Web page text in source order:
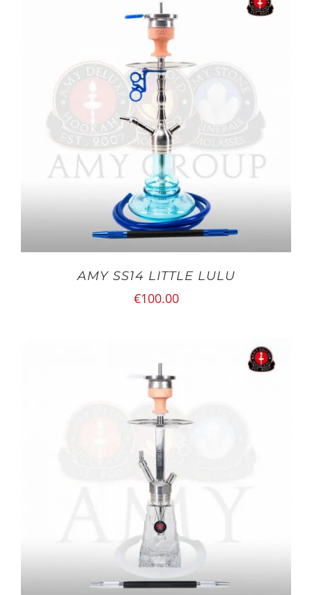
AMY SS14 LITTLE LULU
€100.00